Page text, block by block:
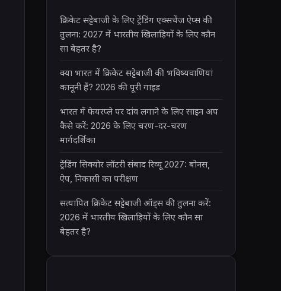
क्रिकेट सट्टेबाजी के लिए ट्रेंडिंग एक्सचेंज ऐप्स की
तुलना: 2027 में भारतीय खिलाड़ियों के लिए कौन
सा बेहतर है?
क्या भारत में क्रिकेट सट्टेबाजी की भविष्यवाणियां
कानूनी हैं? 2026 की पूरी गाइड
भारत में फेयरप्ले पर दांव लगाने के लिए साइन अप
कैसे करें: 2026 के लिए चरण-दर-चरण
मार्गदर्शिका
ट्रेंडिंग सिक्योर लॉटरी संबाद रिव्यू 2027: बोनस,
ऐप, निकासी का परीक्षण
सत्यापित क्रिकेट सट्टेबाजी ऑड्स की तुलना करें:
2026 में भारतीय खिलाड़ियों के लिए कौन सा
बेहतर है?